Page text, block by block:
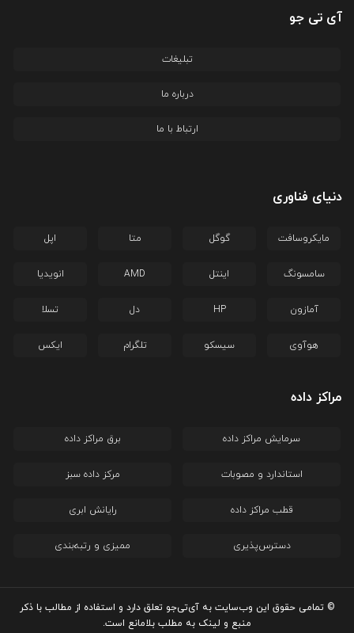
آی تی جو
تبلیغات
درباره ما
ارتباط با ما
دنیای فناوری
مایکروسافت گوگل متا اپل
سامسونگ اینتل AMD انویدیا
آمازون HP دل تسلا
هوآوی سیسکو تلگرام ایکس
مراکز داده
سرمایش مراکز داده برق مراکز داده
استاندارد و مصوبات مرکز داده سبز
قطب مراکز داده رایانش ابری
دسترس‌پذیری ممیزی و رتبه‌بندی
© تمامی حقوق این وب‌سایت به آی‌تی‌جو تعلق دارد و استفاده از مطالب با ذکر
منبع و لینک به مطلب بلامانع است.